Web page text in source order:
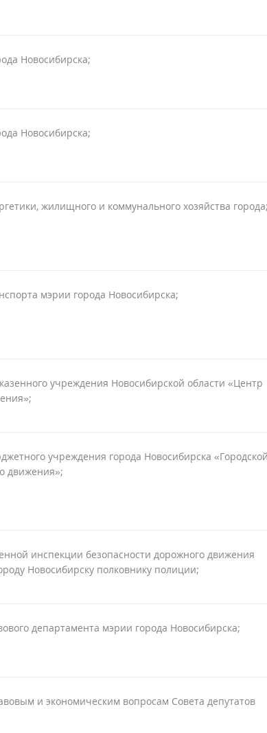
Новосибирска;
Новосибирска;
жилищного и коммунального хозяйства
мэрии города Новосибирска;
учреждения Новосибирской области «Центр
учреждения города Новосибирска
движения»;
инспекции безопасности дорожного движения
Новосибирску полковнику полиции;
департамента мэрии города Новосибирска;
и экономическим вопросам Совета депутатов